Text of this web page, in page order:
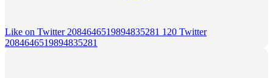
Like on Twitter 2084646519894835281 120 Twitter
2084646519894835281